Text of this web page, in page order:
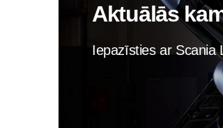
Aktuālās
Iepazīsties ar Scania